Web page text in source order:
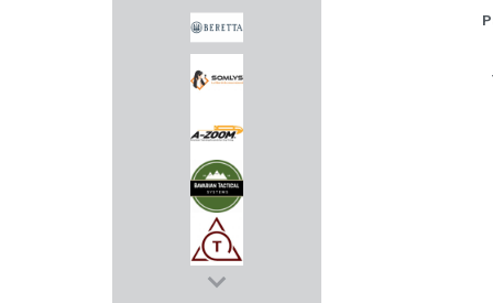
ESP
BERETTA
SOMLYS
A-ZOOM
BAVARIAN TACTICAL SYSTEM
TOZ